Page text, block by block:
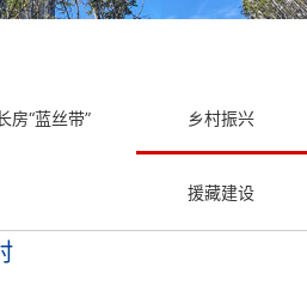
房“蓝丝带” 乡村振兴
援藏建设